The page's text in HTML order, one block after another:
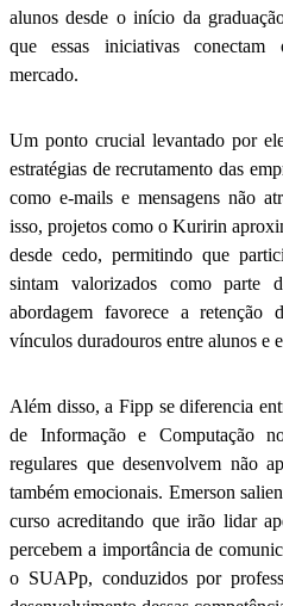
alunos desde o início da
que essas iniciativas conectam
mercado.
Um ponto crucial levantado por
estratégias de recrutamento das
como e-mails e mensagens não
isso, projetos como o Kuririn
desde cedo, permitindo que
sintam valorizados como parte
abordagem favorece a retenção
vínculos duradouros entre alunos e
Além disso, a Fipp se diferencia
de Informação e Computação
regulares que desenvolvem não
também emocionais. Emerson
curso acreditando que irão lidar
percebem a importância de
o SUAPp, conduzidos por